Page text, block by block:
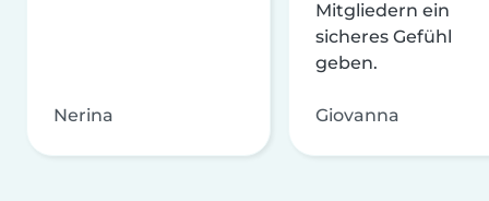
Nerina
Mitgliedern ein
sicheres Gefühl
geben.
Giovanna